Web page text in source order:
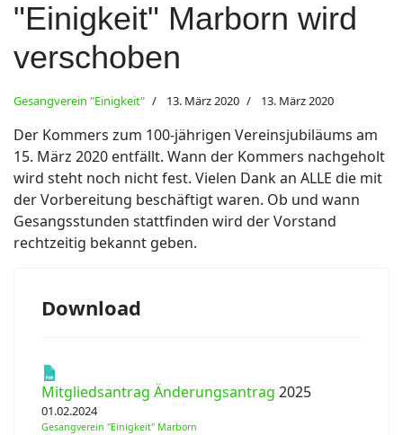
"Einigkeit" Marborn wird
verschoben
Gesangverein "Einigkeit" 13. März 2020 13. März 2020
Der Kommers zum 100-jährigen Vereinsjubiläums am
15. März 2020 entfällt. Wann der Kommers nachgeholt
wird steht noch nicht fest. Vielen Dank an ALLE die mit
der Vorbereitung beschäftigt waren. Ob und wann
Gesangsstunden stattfinden wird der Vorstand
rechtzeitig bekannt geben.
Download
Mitgliedsantrag Änderungsantrag 2025
01.02.2024
Gesangverein "Einigkeit" Marborn
anzeigen